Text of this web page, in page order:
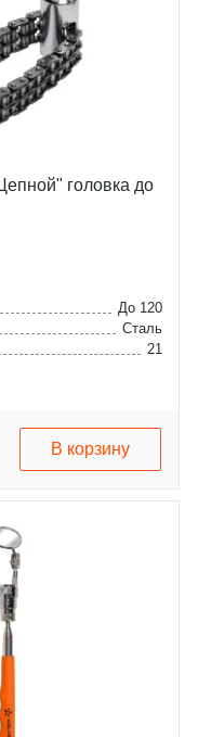
головка до
До 120
Сталь
21
В корзину